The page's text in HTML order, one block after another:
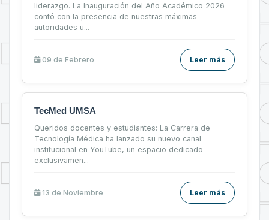
liderazgo. La Inauguración del Año Académico 2026
contó con la presencia de nuestras máximas
autoridades u...
09 de Febrero Leer más
TecMed UMSA
Queridos docentes y estudiantes: La Carrera de
Tecnología Médica ha lanzado su nuevo canal
institucional en YouTube, un espacio dedicado
exclusivamen...
13 de Noviembre Leer más